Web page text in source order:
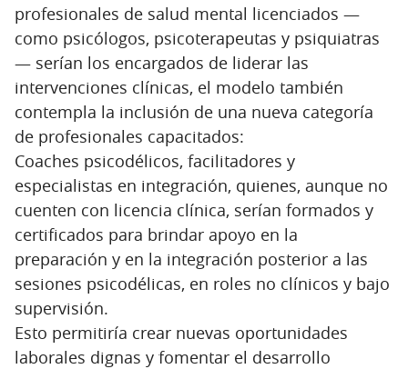
profesionales de salud mental licenciados —
como psicólogos, psicoterapeutas y psiquiatras
— serían los encargados de liderar las
intervenciones clínicas, el modelo también
contempla la inclusión de una nueva categoría
de profesionales capacitados:
Coaches psicodélicos, facilitadores y
especialistas en integración, quienes, aunque no
cuenten con licencia clínica, serían formados y
certificados para brindar apoyo en la
preparación y en la integración posterior a las
sesiones psicodélicas, en roles no clínicos y bajo
supervisión.
Esto permitiría crear nuevas oportunidades
laborales dignas y fomentar el desarrollo